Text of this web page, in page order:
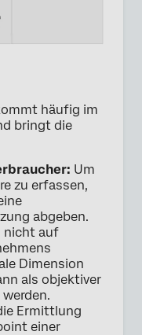
häufig im
bringt die
Um
zu erfassen,
abgeben.
nicht auf
Dimension
als objektiver
Ermittlung
einer